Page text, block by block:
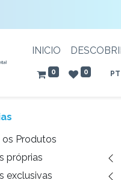
INICIO
0 0 PT
os Produtos
próprias
exclusivas